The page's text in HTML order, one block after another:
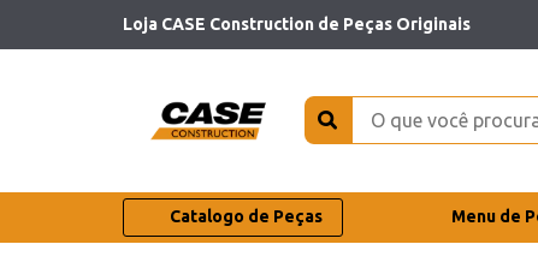
Loja CASE Construction de Peças Originais
Catalogo de Peças Menu de